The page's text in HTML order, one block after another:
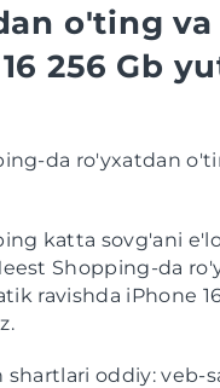
o'ting
256 Gb
da ro'yxatdan
katta sovg'ani
Shopping-da
ravishda iPhone
shartlari oddiy: veb-